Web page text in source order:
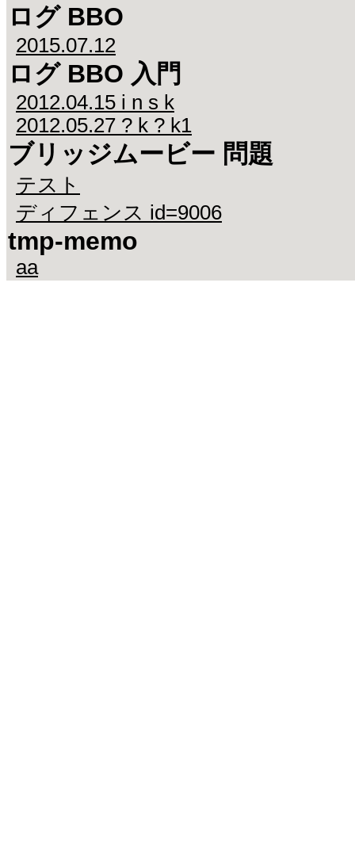
ログ BBO
2015.07.12
ログ BBO 入門
2012.04.15 i n s k
2012.05.27 ? k ? k1
ブリッジムービー 問題
テスト
ディフェンス id=9006
tmp-memo
aa